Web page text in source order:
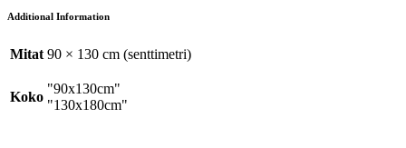
Additional Information
Mitat 90 × 130 cm (senttimetri)
Koko
"90x130cm"
"130x180cm"